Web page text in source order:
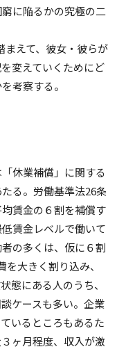
に陥るかの究極の二
まえて、彼女・彼らが
変えていくためにど
考察する。
休業補償」に関する
る。労働基準法26条
賃金の６割を補償す
賃金レベルで働いて
の多くは、仮に６割
大きく割り込み、
態にある人のうち、
ケースも多い。企業
いるところもあるた
ヶ月程度、収入が激